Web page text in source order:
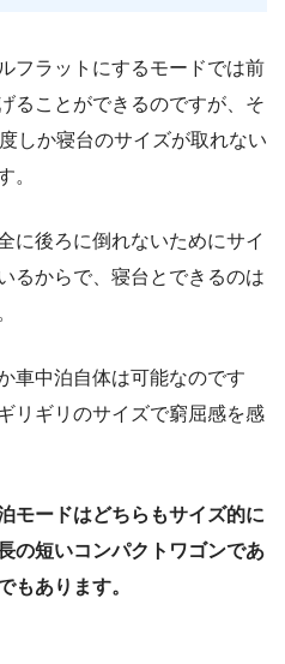
フラットにするモードでは前
ることができるのですが、そ
しか寝台のサイズが取れない
。
に後ろに倒れないためにサイ
るからで、寝台とできるのは
車中泊自体は可能なのです
リギリのサイズで窮屈感を感
モードはどちらもサイズ的に
の短いコンパクトワゴンであ
もあります。